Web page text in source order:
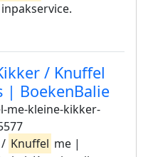
/ Knuffel
| BoekenBalie
me-kleine-kikker-
Knuffel me |